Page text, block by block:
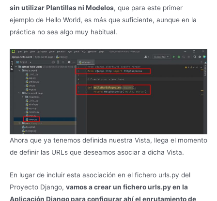
sin utilizar Plantillas ni Modelos, que para este primer
ejemplo de Hello World, es más que suficiente, aunque en la
práctica no sea algo muy habitual.
Ahora que ya tenemos definida nuestra Vista, llega el momento
de definir las URLs que deseamos asociar a dicha Vista.
En lugar de incluir esta asociación en el fichero urls.py del
Proyecto Django, vamos a crear un fichero urls.py en la
Aplicación Django para configurar ahí el enrutamiento de